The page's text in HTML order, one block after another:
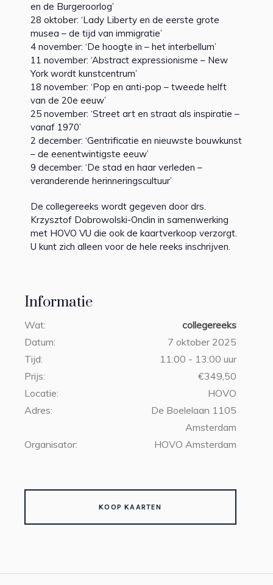
Informatie
Wat:
collegereeks
Datum:
7 oktober 2025
Tijd:
11:00 - 13:00 uur
Prijs:
€349,50
Locatie:
HOVO
Adres:
De Boelelaan 1105
Amsterdam
Organisator:
HOVO Amsterdam
KOOP KAARTEN
en de Burgeroorlog’
28 oktober: ‘Lady Liberty en de eerste grote
musea – de tijd van immigratie’
4 november: ‘De hoogte in – het interbellum’
11 november: ‘Abstract expressionisme – New
York wordt kunstcentrum’
18 november: ‘Pop en anti-pop – tweede helft
van de 20e eeuw’
25 november: ‘Street art en straat als inspiratie –
vanaf 1970’
2 december: ‘Gentrificatie en nieuwste bouwkunst
– de eenentwintigste eeuw’
9 december: ‘De stad en haar verleden –
veranderende herinneringscultuur’
De collegereeks wordt gegeven door drs.
Krzysztof Dobrowolski-Onclin in samenwerking
met HOVO VU die ook de kaartverkoop verzorgt.
U kunt zich alleen voor de hele reeks inschrijven.